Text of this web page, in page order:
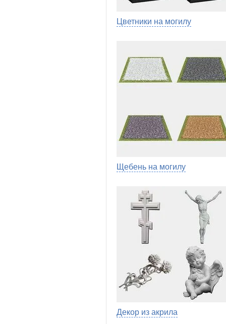
Цветники на могилу
Щебень на могилу
Декор из акрила